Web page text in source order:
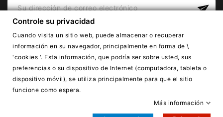
Copyright © Lnail.de 2016-2026. Todos los derechos
Controle su privacidad
Cuando visita un sitio web, puede almacenar o recuperar
información en su navegador, principalmente en forma de \
'cookies '. Esta información, que podría ser sobre usted, sus
preferencias o su dispositivo de Internet (computadora, tableta o
dispositivo móvil), se utiliza principalmente para que el sitio
funcione como espera.
Más información